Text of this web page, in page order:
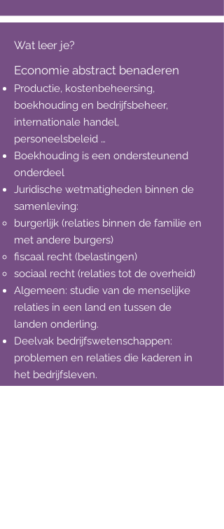
Wat leer je?
Economie abstract benaderen
Productie, kostenbeheersing,
boekhouding en bedrijfsbeheer,
internationale handel,
personeelsbeleid …
Boekhouding is een ondersteunend
onderdeel
Juridische wetmatigheden binnen de
samenleving:
burgerlijk (relaties binnen de familie en
met andere burgers)
fiscaal recht (belastingen)
sociaal recht (relaties tot de overheid)
Algemeen: studie van de menselijke
relaties in een land en tussen de
landen onderling.
Deelvak bedrijfswetenschappen:
problemen en relaties die kaderen in
het bedrijfsleven.